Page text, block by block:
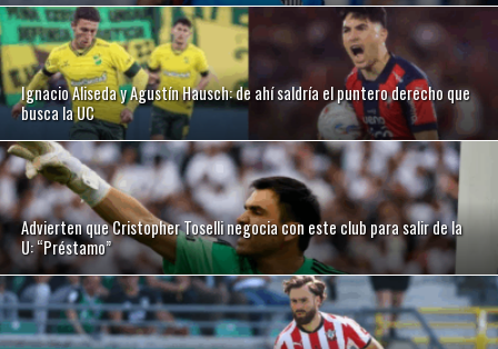
Ignacio Aliseda y Agustín Hausch: de ahí saldría el puntero derecho que
busca la UC
Advierten que Cristopher Toselli negocia con este club para salir de la
U: “Préstamo”